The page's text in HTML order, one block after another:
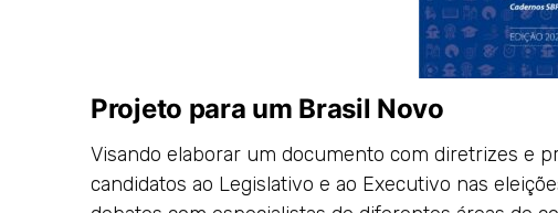
Projeto para um Brasil Novo
Visando elaborar um documento com diretrizes e
candidatos ao Legislativo e ao Executivo nas